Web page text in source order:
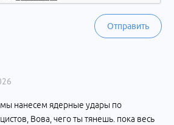
Отправить
мы нанесем ядерные удары по
Вова, чего ты тянешь. пока весь